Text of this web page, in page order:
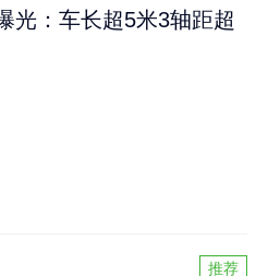
光：车长超5米3轴距超
推荐